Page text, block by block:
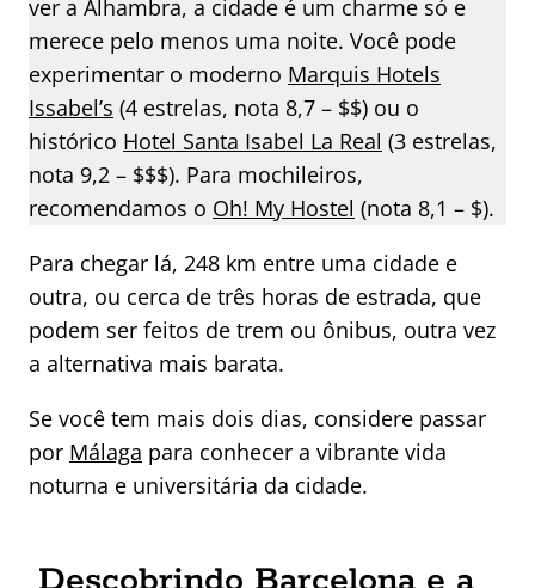
ver a Alhambra, a cidade é um charme só e
merece pelo menos uma noite. Você pode
experimentar o moderno Marquis Hotels
Issabel’s (4 estrelas, nota 8,7 – $$) ou o
histórico Hotel Santa Isabel La Real (3 estrelas,
nota 9,2 – $$$). Para mochileiros,
recomendamos o Oh! My Hostel (nota 8,1 – $).
Para chegar lá, 248 km entre uma cidade e
outra, ou cerca de três horas de estrada, que
podem ser feitos de trem ou ônibus, outra vez
a alternativa mais barata.
Se você tem mais dois dias, considere passar
por Málaga para conhecer a vibrante vida
noturna e universitária da cidade.